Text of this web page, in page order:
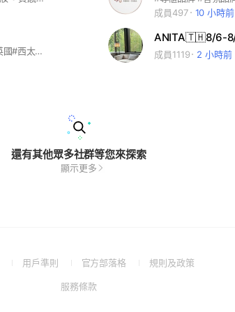
成員497
10 小時前
#預購#代購#日本#韓國#精品 #英國#西太后 日本韓國代購都有✨ 國際精品代購也開始接單啦🤩
ANITA🇹🇭8/6-
成員1119 2 小時前
還有其他眾多社群等您來探索
顯示更多
(Open用戶準則
(Open
a
官方部落格
(Open規則及政策(Open
服務條款(Open